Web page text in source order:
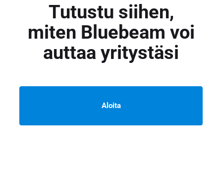
Tutustu siihen,
miten Bluebeam voi
auttaa yritystäsi
Aloita